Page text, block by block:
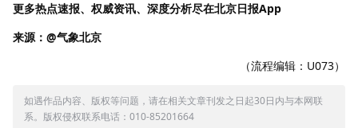
更多热点速报、权威资讯、深度分析尽在北京日报App
来源：@气象北京
（流程编辑：U073）
如遇作品内容、版权等问题，请在相关文章刊发之日起30日内与本网联
系。版权侵权联系电话：010-85201664